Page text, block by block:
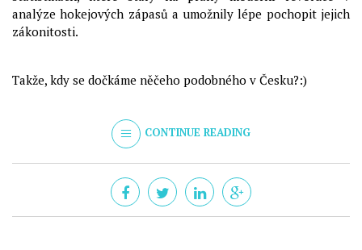
analýze hokejových zápasů a umožnily lépe pochopit jejich
zákonitosti.
Takže, kdy se dočkáme něčeho podobného v Česku?:)
CONTINUE READING